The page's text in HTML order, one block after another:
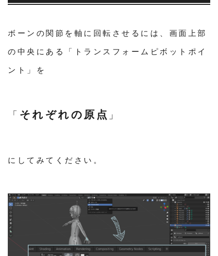
ボーンの関節を軸に回転させるには、画面上部
の中央にある「トランスフォームピボットポイ
ント」を
「 それぞれの原点 」
にしてみてください。